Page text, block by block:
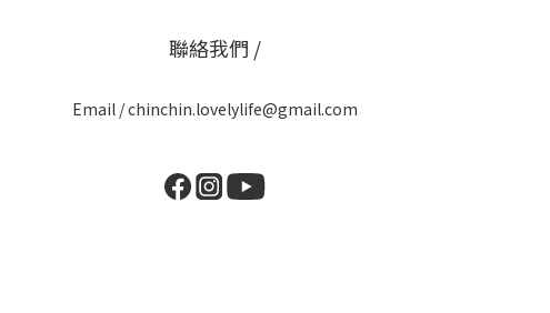
聯絡我們 /
Email / chinchin.lovelylife@gmail.com